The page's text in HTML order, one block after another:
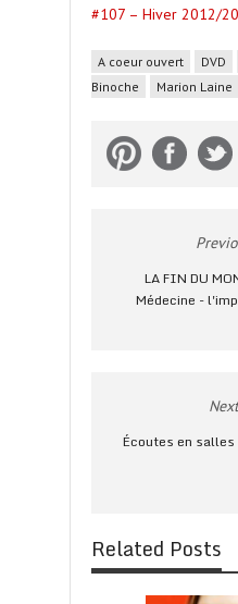
#107 – Hiver 2012/
A coeur ouvert DVD
Binoche
Marion Laine
LA FIN DU
Médecine -
Écoutes en salles
Related Posts